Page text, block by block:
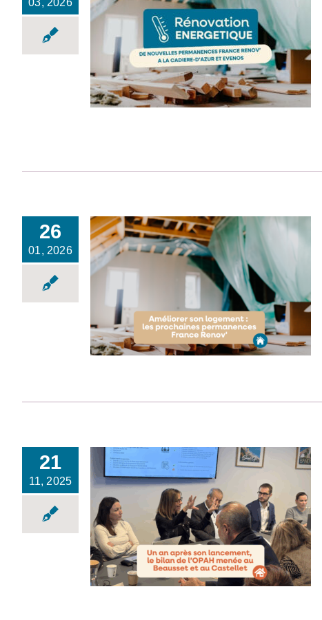
03, 2026
France Rénov’ : mise en
place de nouvelles
permanences à La
Cadière-d’Azur et
Evenos
26
01, 2026
Améliorer son logement
: les prochaines
permanences France
Renov’
21
11, 2025
Opération Programmée
d’Amélioration de
l’Habitat : bilan un an
après le lancement